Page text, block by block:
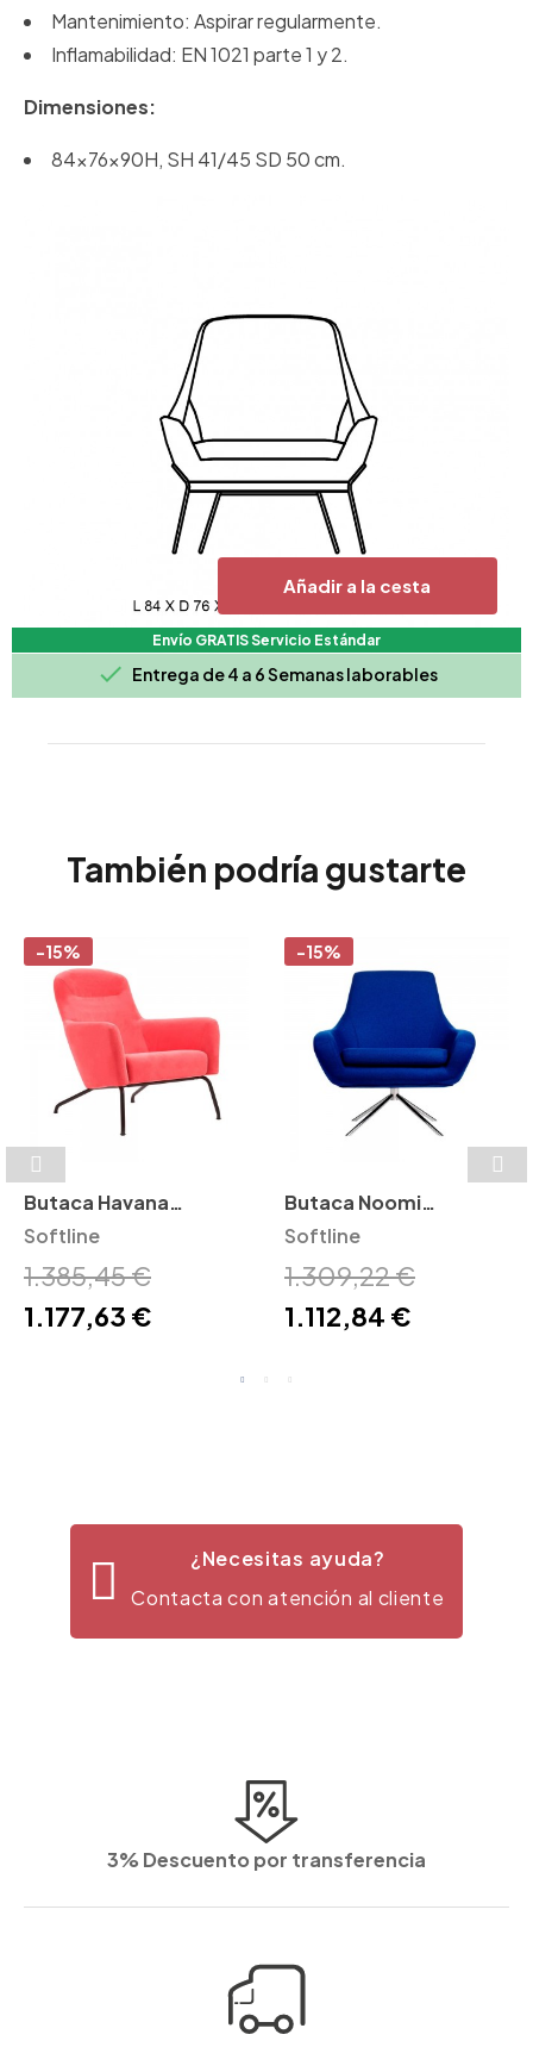
Añadir a la cesta
Envío GRATIS Servicio Estándar
 Entrega de 4 a 6 Semanas laborables
Mantenimiento: Aspirar regularmente.
Inflamabilidad: EN 1021 parte 1 y 2.
Dimensiones:
84x76x90H, SH 41/45 SD 50 cm.
También podría gustarte
-15%
Butaca Havana
Softline
Softline
1.385,45 €
1.177,63 €
-15%
Butaca Noomi
Giratoria Softline
Softline
1.309,22 €
1.112,84 €
¿Necesitas ayuda?
Contacta con atención al cliente
3% Descuento por transferencia